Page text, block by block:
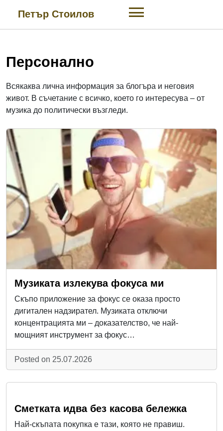
content
Петър Стоилов
Персонално
Всякаква лична информация за блогъра и неговия
живот. В съчетание с всичко, което го интересува – от
музика до политически възгледи.
Музиката излекува фокуса ми
Скъпо приложение за фокус се оказа просто
дигитален надзирател. Музиката отключи
концентрацията ми – доказателство, че най-
мощният инструмент за фокус…
Posted on 25.07.2026
Сметката идва без касова бележка
Най-скъпата покупка е тази, която не правиш.